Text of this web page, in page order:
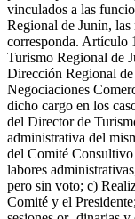
vinculados a las
Regional de Junín, las
corresponda. Artículo
Turismo Regional de
Dirección Regional
Negociaciones
dicho cargo en los
del Director de
administrativa del
del Comité
labores
pero sin voto; c)
Comité y el